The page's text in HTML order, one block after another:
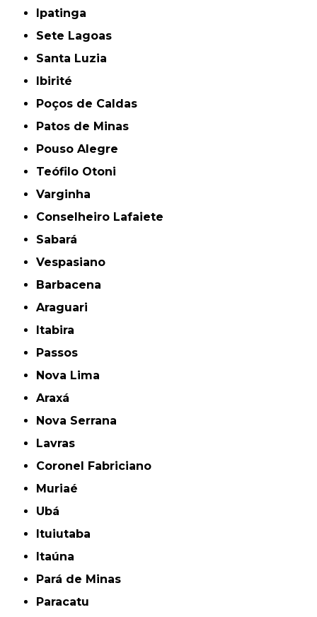
Ipatinga
Sete Lagoas
Santa Luzia
Ibirité
Poços de Caldas
Patos de Minas
Pouso Alegre
Teófilo Otoni
Varginha
Conselheiro Lafaiete
Sabará
Vespasiano
Barbacena
Araguari
Itabira
Passos
Nova Lima
Araxá
Nova Serrana
Lavras
Coronel Fabriciano
Muriaé
Ubá
Ituiutaba
Itaúna
Pará de Minas
Paracatu